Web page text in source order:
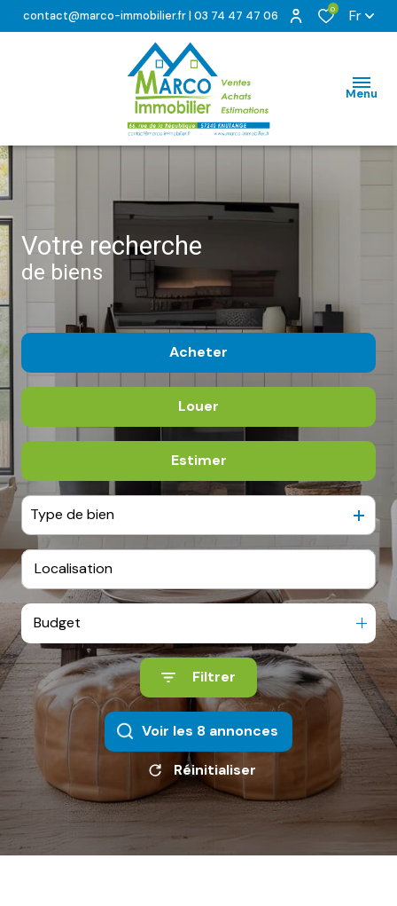
contact@marco-immobilier.fr| 03 74 47 47 06 0 Fr
Menu
votre recherche
de biens
Acheter
Louer
Estimer
Type de bien
Budget
Filtrer
Voir les 8 annonces
Réinitialiser